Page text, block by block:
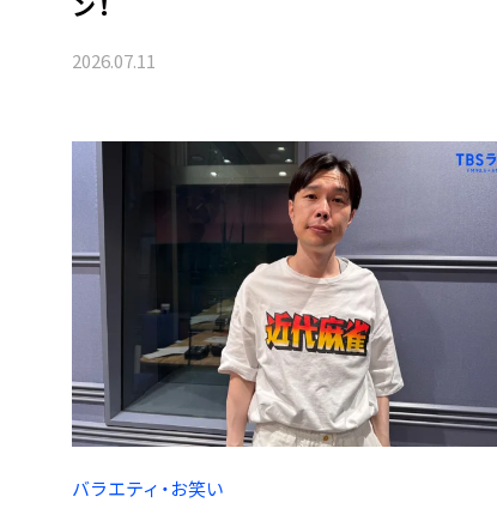
2026.07.11
バラエティ・お笑い